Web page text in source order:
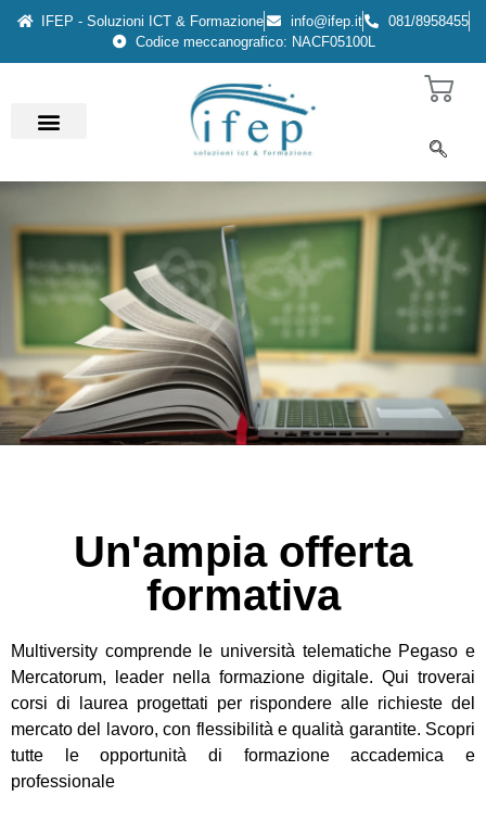
IFEP - Soluzioni ICT & Formazione info@ifep.it
081/8958455
Codice meccanografico: NACF05100L
Università Multiversity
Un'ampia offerta
formativa
Multiversity comprende le università telematiche Pegaso e
Mercatorum, leader nella formazione digitale. Qui troverai
corsi di laurea progettati per rispondere alle richieste del
mercato del lavoro, con flessibilità e qualità garantite. Scopri
tutte le opportunità di formazione accademica e
professionale